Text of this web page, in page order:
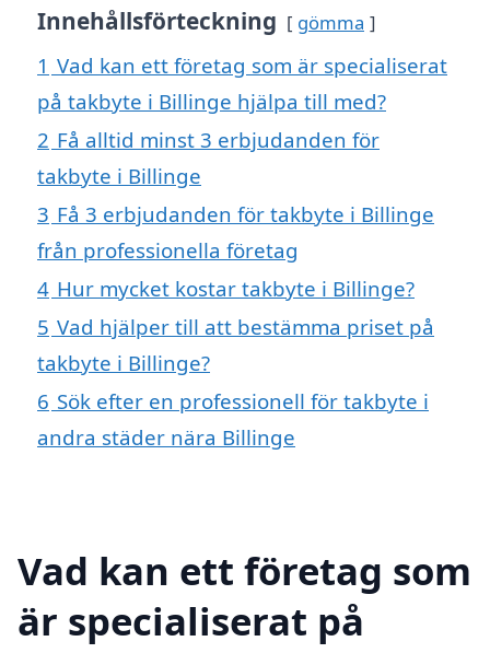
Innehållsförteckning gömma
1 Vad kan ett företag som är specialiserat
på takbyte i Billinge hjälpa till med?
2 Få alltid minst 3 erbjudanden för
takbyte i Billinge
3 Få 3 erbjudanden för takbyte i Billinge
från professionella företag
4 Hur mycket kostar takbyte i Billinge?
5 Vad hjälper till att bestämma priset på
takbyte i Billinge?
6 Sök efter en professionell för takbyte i
andra städer nära Billinge
Vad kan ett företag som
är specialiserat på